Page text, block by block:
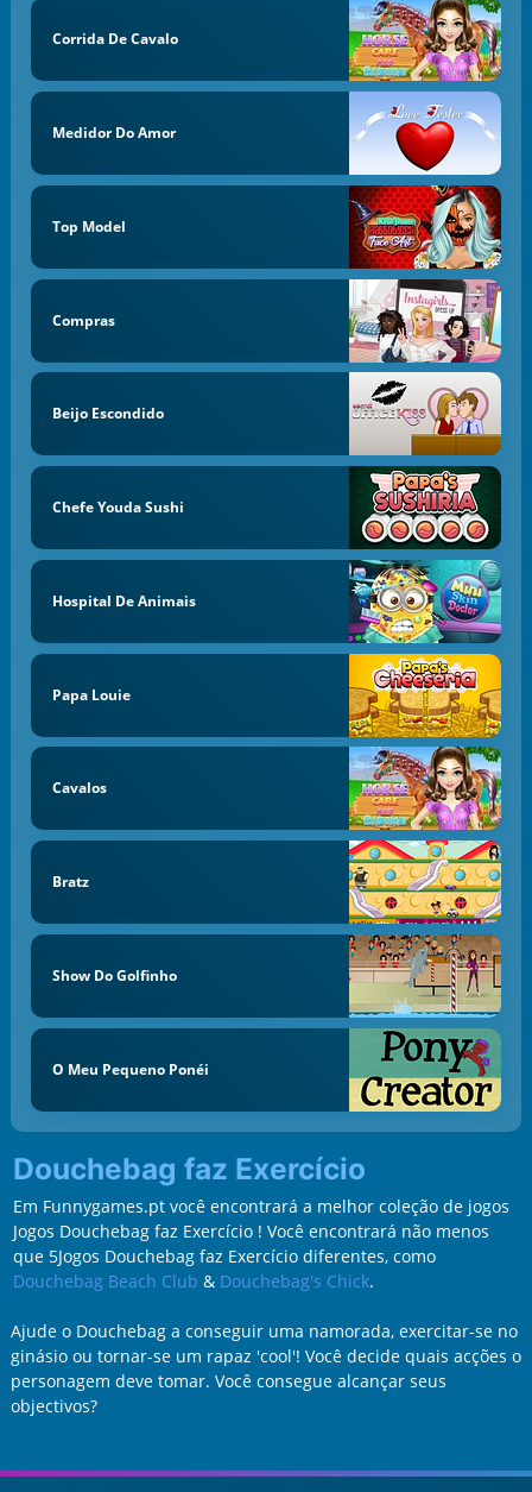
Corrida De Cavalo
Medidor Do Amor
Top Model
Compras
Beijo Escondido
Chefe Youda Sushi
Hospital De Animais
Papa Louie
Cavalos
Bratz
Show Do Golfinho
O Meu Pequeno Ponéi
Douchebag faz Exercício
Em Funnygames.pt você encontrará a melhor coleção de jogos
Jogos Douchebag faz Exercício ! Você encontrará não menos
que 5Jogos Douchebag faz Exercício diferentes, como
Douchebag Beach Club & Douchebag's Chick.
Ajude o Douchebag a conseguir uma namorada, exercitar-se no
ginásio ou tornar-se um rapaz 'cool'! Você decide quais acções o
personagem deve tomar. Você consegue alcançar seus
objectivos?